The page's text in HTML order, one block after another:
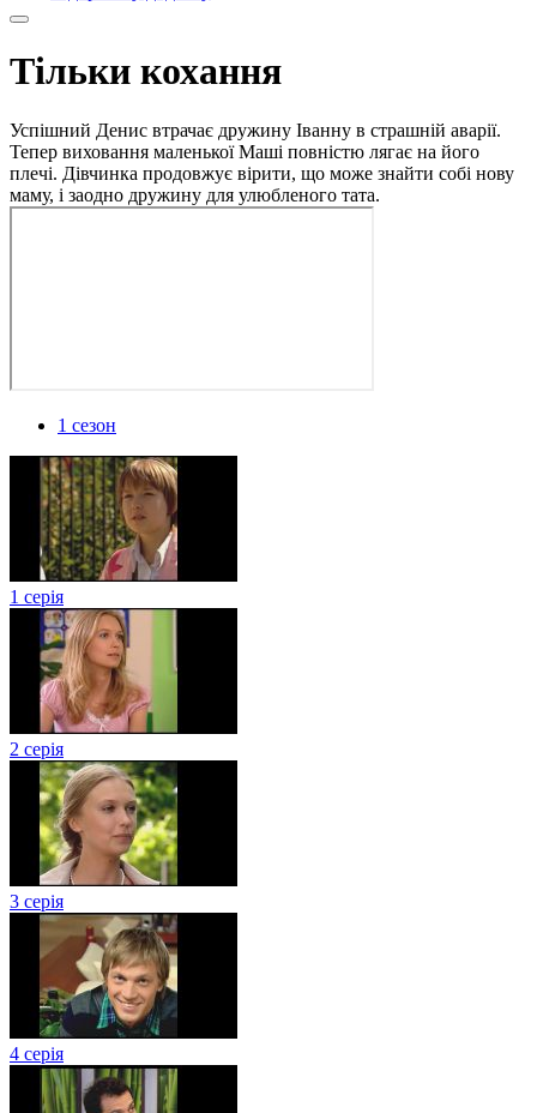
Тільки кохання
Успішний Денис втрачає дружину Іванну в страшній аварії.
Тепер виховання маленької Маші повністю лягає на його
плечі. Дівчинка продовжує вірити, що може знайти собі нову
маму, і заодно дружину для улюбленого тата.
1 сезон
1 серія
2 серія
3 серія
4 серія